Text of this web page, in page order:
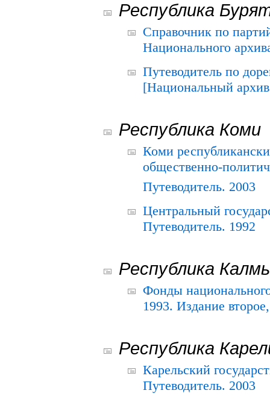
Республика
Справочник по
Национального
Путеводитель по
[Национальный
Республика Коми
Коми
общественно-
Путеводитель. 2003
Центральный
Путеводитель. 1992
Республика
Фонды
1993. Издание
Республика
Карельский
Путеводитель. 2003